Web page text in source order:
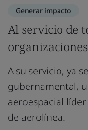
Generar impacto
Al servicio de
A su servicio, ya
gubernamental,
aeroespacial
de aerolínea.